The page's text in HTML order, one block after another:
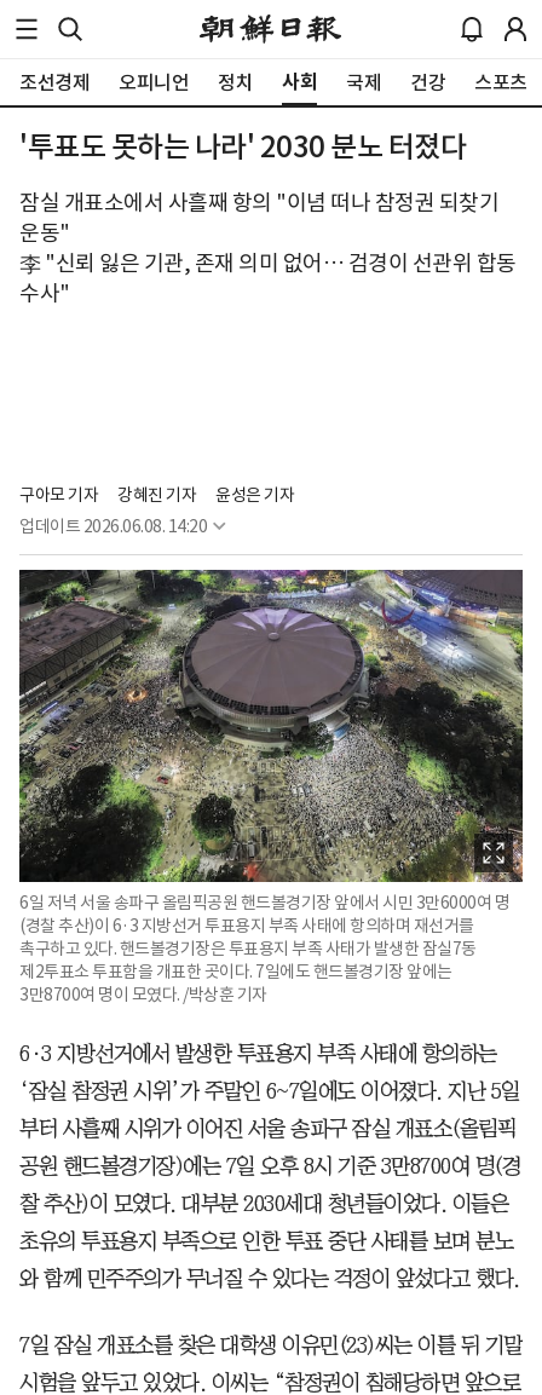
조선경제 오피니언 정치 사회 국제 건강 스포츠
'투표도 못하는 나라' 2030 분노 터졌다
잠실 개표소에서 사흘째 항의 "이념 떠나 참정권 되찾기
운동"
李 "신뢰 잃은 기관, 존재 의미 없어… 검경이 선관위 합동
수사"
구아모 기자 강혜진 기자
윤성은 기자
업데이트 2026.06.08. 14:20
6일 저녁 서울 송파구 올림픽공원 핸드볼경기장 앞에서 시민 3만6000여 명
(경찰 추산)이 6·3 지방선거 투표용지 부족 사태에 항의하며 재선거를
촉구하고 있다. 핸드볼경기장은 투표용지 부족 사태가 발생한 잠실7동
제2투표소 투표함을 개표한 곳이다. 7일에도 핸드볼경기장 앞에는
3만8700여 명이 모였다. /박상훈 기자
6·3 지방선거에서 발생한 투표용지 부족 사태에 항의하는
‘잠실 참정권 시위’가 주말인 6~7일에도 이어졌다. 지난 5일
부터 사흘째 시위가 이어진 서울 송파구 잠실 개표소(올림픽
공원 핸드볼경기장)에는 7일 오후 8시 기준 3만8700여 명(경
찰 추산)이 모였다. 대부분 2030세대 청년들이었다. 이들은
초유의 투표용지 부족으로 인한 투표 중단 사태를 보며 분노
와 함께 민주주의가 무너질 수 있다는 걱정이 앞섰다고 했다.
7일 잠실 개표소를 찾은 대학생 이유민(23)씨는 이틀 뒤 기말
시험을 앞두고 있었다. 이씨는 “참정권이 침해당하면 앞으로